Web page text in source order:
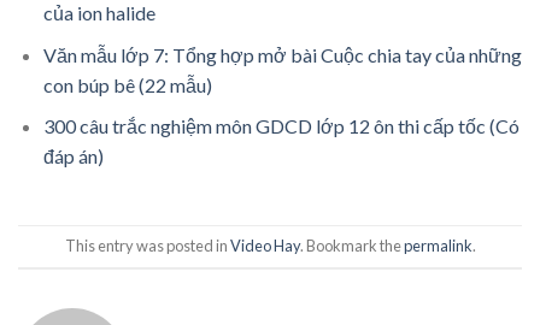
của ion halide
Văn mẫu lớp 7: Tổng hợp mở bài Cuộc chia tay của những
con búp bê (22 mẫu)
300 câu trắc nghiệm môn GDCD lớp 12 ôn thi cấp tốc (Có
đáp án)
This entry was posted inVideo Hay. Bookmark thepermalink.